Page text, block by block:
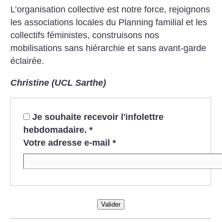
L’organisation collective est notre force, rejoignons
les associations locales du Planning familial et les
collectifs féministes, construisons nos
mobilisations sans hiérarchie et sans avant-garde
éclairée.
Christine (UCL Sarthe)
Je souhaite recevoir l'infolettre
hebdomadaire. *
Votre adresse e-mail *
Valider